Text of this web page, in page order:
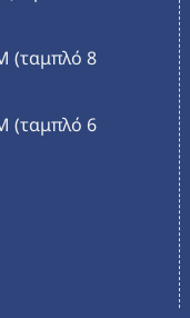
(ταμπλό 8
(ταμπλό 6